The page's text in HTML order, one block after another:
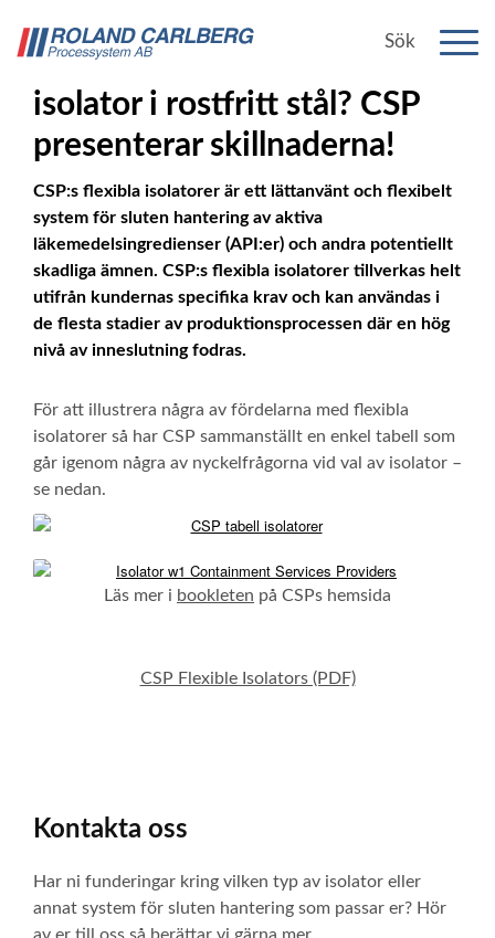
Flexibel isolator eller fast
isolator i rostfritt stål? CSP
presenterar skillnaderna!
CSP:s flexibla isolatorer är ett lättanvänt och flexibelt
system för sluten hantering av aktiva
läkemedelsingredienser (API:er) och andra potentiellt
skadliga ämnen. CSP:s flexibla isolatorer tillverkas helt
utifrån kundernas specifika krav och kan användas i
de flesta stadier av produktionsprocessen där en hög
nivå av inneslutning fodras.
För att illustrera några av fördelarna med flexibla
isolatorer så har CSP sammanställt en enkel tabell som
går igenom några av nyckelfrågorna vid val av isolator –
se nedan.
Läs mer i bookleten på CSPs hemsida
CSP Flexible Isolators (PDF)
Kontakta oss
Har ni funderingar kring vilken typ av isolator eller
annat system för sluten hantering som passar er? Hör